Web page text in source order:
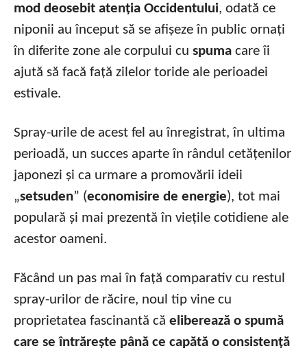
mod deosebit atenția Occidentului, odată ce
niponii au început să se afișeze în public ornați
în diferite zone ale corpului cu spuma care îi
ajută să facă față zilelor toride ale perioadei
estivale.
Spray-urile de acest fel au înregistrat, în ultima
perioadă, un succes aparte în rândul cetățenilor
japonezi și ca urmare a promovării ideii
„setsuden” (economisire de energie), tot mai
populară și mai prezentă în viețile cotidiene ale
acestor oameni.
Făcând un pas mai în față comparativ cu restul
spray-urilor de răcire, noul tip vine cu
proprietatea fascinantă că eliberează o spumă
care se întrărește până ce capătă o consistență